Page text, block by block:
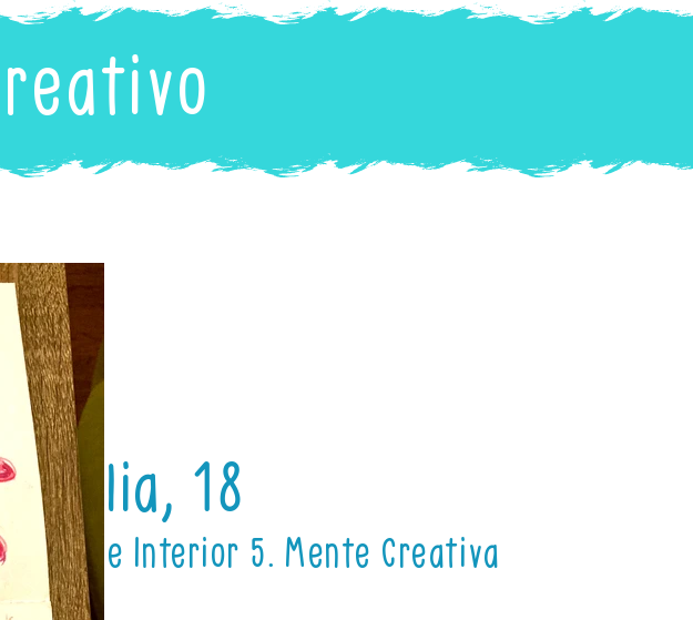
Dahlia, 18
Paisaje Interior 5. Mente Creativa